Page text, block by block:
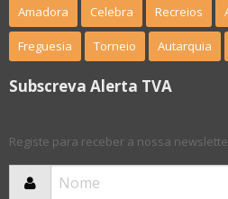
Amadora Celebra Recreios
Freguesia Torneio Autarquia
Subscreva Alerta TVA
Registe para receber a nossa